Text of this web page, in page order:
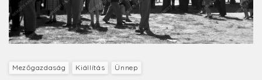
Mezőgazdaság Kiállítás Ünnep